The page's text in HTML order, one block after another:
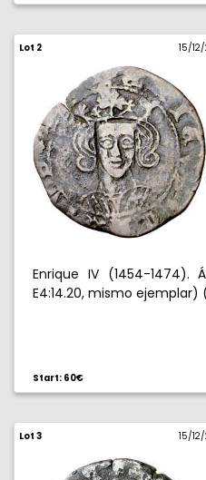
Lot 2 15/
Enrique IV (1454-1474).
E4:14.20, mismo ejemplar)
Start: 60€
Lot 3 15/